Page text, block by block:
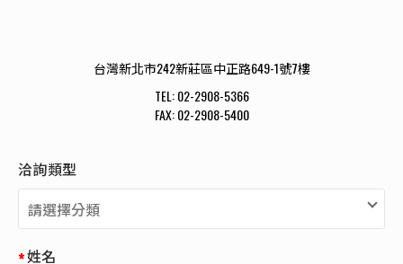
洽詢類型
姓名
台灣新北市242新莊區中正路649-1號7樓
TEL: 02-2908-5366
FAX: 02-2908-5400